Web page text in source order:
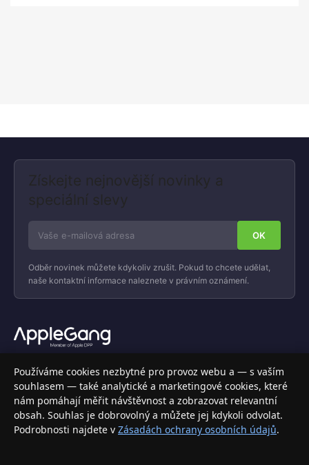
Získejte nejnovější novinky a
speciální slevy
Odběr novinek můžete kdykoliv zrušit. Pokud to chcete udělat,
naše kontaktní informace naleznete v právním oznámení.
Váš specializovaný obchod s Apple produkty, příslušenstvím a
elektronikou. Nakupujte bezpečně a s jistotou.
INFORMACE
Doprava a doručení
Používáme cookies nezbytné pro provoz webu a — s vaším
souhlasem — také analytické a marketingové cookies, které
nám pomáhají měřit návštěvnost a zobrazovat relevantní
obsah. Souhlas je dobrovolný a můžete jej kdykoli odvolat.
Podrobnosti najdete v Zásadách ochrany osobních údajů.